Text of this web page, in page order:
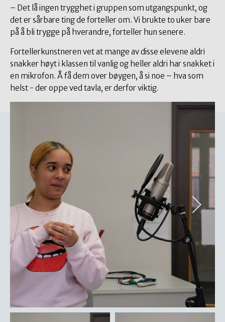
– Det lå ingen trygghet i gruppen som utgangspunkt, og
det er sårbare ting de forteller om. Vi brukte to uker bare
på å bli trygge på hverandre, forteller hun senere.
Fortellerkunstneren vet at mange av disse elevene aldri
snakker høyt i klassen til vanlig og heller aldri har snakket i
en mikrofon. Å få dem over bøygen, å si noe – hva som
helst - der oppe ved tavla, er derfor viktig.